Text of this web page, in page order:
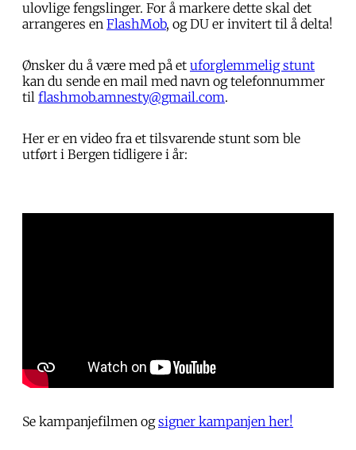
ulovlige fengslinger. For å markere dette skal det
arrangeres en FlashMob, og DU er invitert til å delta!
Ønsker du å være med på et uforglemmelig stunt
kan du sende en mail med navn og telefonnummer
til flashmob.amnesty@gmail.com.
Her er en video fra et tilsvarende stunt som ble
utført i Bergen tidligere i år:
Se kampanjefilmen ogsigner kampanjen her!